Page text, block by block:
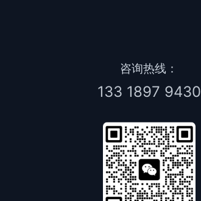
咨询热线：
133 1897 9430